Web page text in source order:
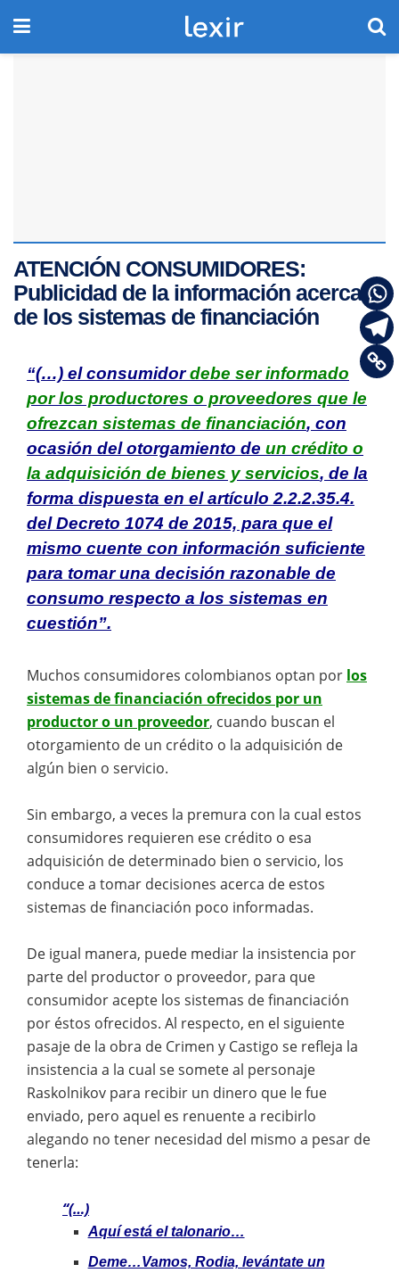
ATENCIÓN CONSUMIDORES:
Publicidad de la información acerca
de los sistemas de financiación
“(…) el consumidordebe ser informado
por los productores o proveedores que le
ofrezcan sistemas de financiación, con
ocasión del otorgamiento de un crédito o
la adquisición de bienes y servicios, de la
forma dispuesta en el artículo 2.2.2.35.4.
del Decreto 1074 de 2015, para que el
mismo cuente con información suficiente
para tomar una decisión razonable de
consumo respecto a los sistemas en
cuestión”.
Muchos consumidores colombianos optan por los
sistemas de financiación ofrecidos por un
productor o un proveedor, cuando buscan el
otorgamiento de un crédito o la adquisición de
algún bien o servicio.
Sin embargo, a veces la premura con la cual estos
consumidores requieren ese crédito o esa
adquisición de determinado bien o servicio, los
conduce a tomar decisiones acerca de estos
sistemas de financiación poco informadas.
De igual manera, puede mediar la insistencia por
parte del productor o proveedor, para que
consumidor acepte los sistemas de financiación
por éstos ofrecidos. Al respecto, en el siguiente
pasaje de la obra de Crimen y Castigo se refleja la
insistencia a la cual se somete al personaje
Raskolnikov para recibir un dinero que le fue
enviado, pero aquel es renuente a recibirlo
alegando no tener necesidad del mismo a pesar de
tenerla:
“(…)
Aquí está el talonario…
Deme…Vamos, Rodia, levántate un